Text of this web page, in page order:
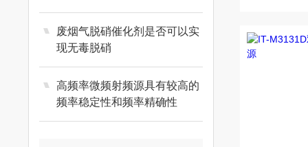
废烟气脱硝催化剂是否可以实
现无毒脱硝
高频率微频射频源具有较高的
频率稳定性和频率精确性